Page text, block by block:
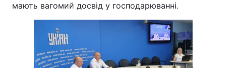
мають вагомий досвід у господарюванні.